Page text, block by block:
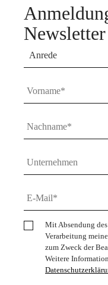
Newsletter
Mit Absendung
Verarbeitung
zum Zweck der
Weitere